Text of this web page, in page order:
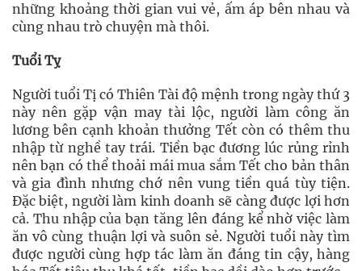
những khoảng thời gian vui vẻ, ấm áp bên nhau và
cùng nhau trò chuyện mà thôi.
Tuổi Tỵ
Người tuổi Tị có Thiên Tài độ mệnh trong ngày thứ 3
này nên gặp vận may tài lộc, người làm công ăn
lương bên cạnh khoản thưởng Tết còn có thêm thu
nhập từ nghề tay trái. Tiền bạc đương lúc rủng rỉnh
nên bạn có thể thoải mái mua sắm Tết cho bản thân
và gia đình nhưng chớ nên vung tiền quá tùy tiện.
Đặc biệt, người làm kinh doanh sẽ càng được lợi hơn
cả. Thu nhập của bạn tăng lên đáng kể nhờ việc làm
ăn vô cùng thuận lợi và suôn sẻ. Người tuổi này tìm
được người cùng hợp tác làm ăn đáng tin cậy, hàng